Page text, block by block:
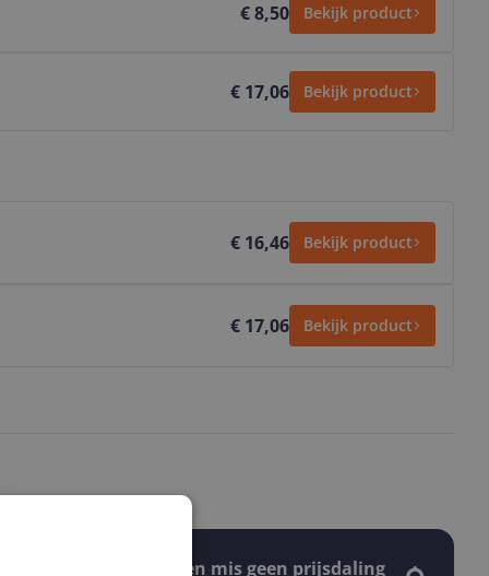
€ 8,50 Bekijk product
€ 17,06 Bekijk product
€ 16,46 Bekijk product
€ 17,06 Bekijk product
Stel een alert in en mis geen prijsdaling